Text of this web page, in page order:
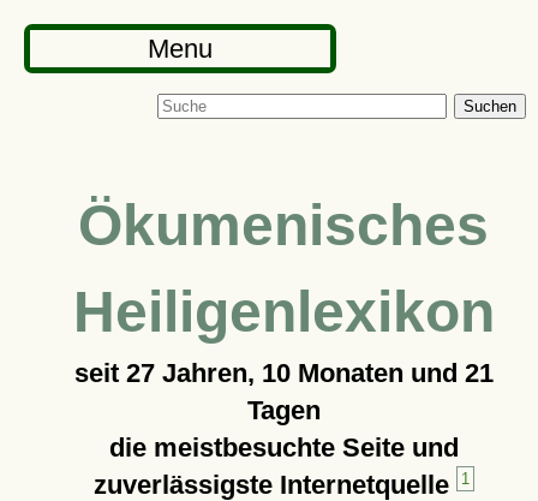
Menu
Suchen
Ökumenisches
Heiligenlexikon
seit 27 Jahren, 10 Monaten und 21
Tagen
die meistbesuchte Seite und
zuverlässigste Internetquelle
1